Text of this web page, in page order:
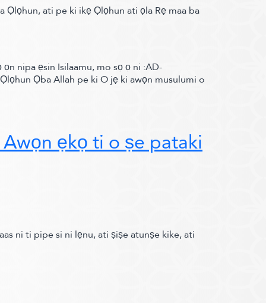
ati pe ki ikẹ Ọlọhun ati ọla Rẹ maa ba
nipa ẹsin Isilaamu,mo sọ ọ ni :AD-
Ọba Allah pe ki O jẹ ki awọn musulumi o
ẹkọ ti o ṣe pataki
ni ti pipe si ni lẹnu, ati ṣiṣe atunṣe kike, ati